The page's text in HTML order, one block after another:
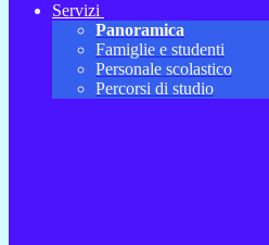
Servizi
Panoramica
Famiglie e studenti
Personale scolastico
Percorsi di studio